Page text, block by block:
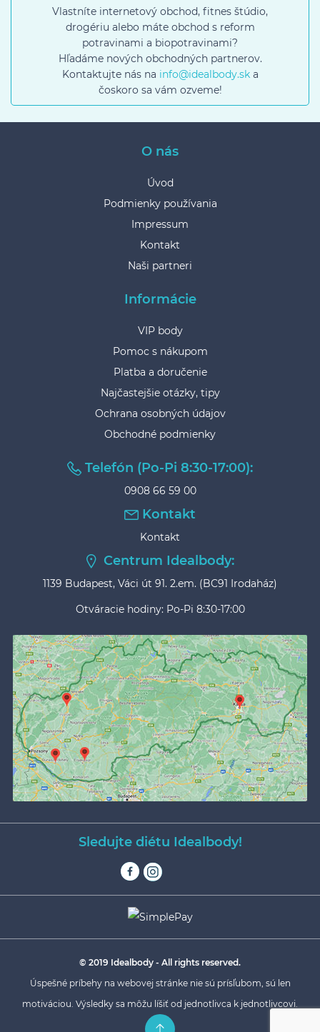
Vlastníte internetový obchod, fitnes štúdio,
drogériu alebo máte obchod s reform
potravinami a biopotravinami?
Hľadáme nových obchodných partnerov.
Kontaktujte nás na info@idealbody.ska
čoskoro sa vám ozveme!
O nás
Úvod
Podmienky používania
Impressum
Kontakt
Naši partneri
Informácie
VIP body
Pomoc s nákupom
Platba a doručenie
Najčastejšie otázky, tipy
Ochrana osobných údajov
Obchodné podmienky
Telefón (Po-Pi 8:30-17:00):
0908 66 59 00
Kontakt
Kontakt
Centrum Idealbody:
1139 Budapest, Váci út 91. 2.em. (BC91 Irodaház)
Otváracie hodiny: Po-Pi 8:30-17:00
Sledujte diétu Idealbody!
© 2019 Idealbody - All rights reserved.
Úspešné príbehy na webovej stránke nie sú prísľubom, sú len
motiváciou. Výsledky sa môžu líšiť od jednotlivca k jednotlivcovi.